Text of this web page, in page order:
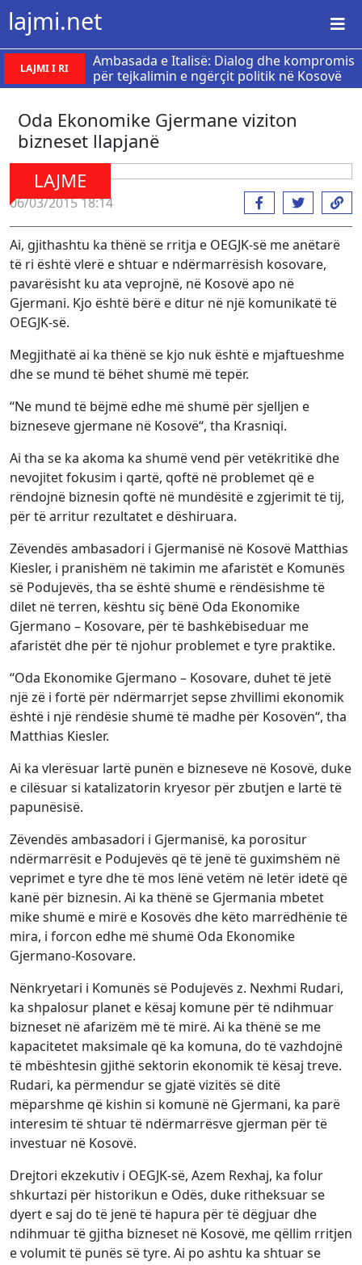
lajmi.net
LAJMI I RI
Ambasada e Italisë: Dialog dhe kompromis
për tejkalimin e ngërçit politik në Kosovë
​Oda Ekonomike Gjermane viziton
bizneset llapjanë
LAJME
06/03/2015 18:14
Ai, gjithashtu ka thënë se rritja e OEGJK-së me anëtarë
të ri është vlerë e shtuar e ndërmarrësish kosovare,
pavarësisht ku ata veprojnë, në Kosovë apo në
Gjermani. Kjo është bërë e ditur në një komunikatë të
OEGJK-së.
Megjithatë ai ka thënë se kjo nuk është e mjaftueshme
dhe se mund të bëhet shumë më tepër.
‘‘Ne mund të bëjmë edhe më shumë për sjelljen e
bizneseve gjermane në Kosovë‘‘, tha Krasniqi.
Ai tha se ka akoma ka shumë vend për vetëkritikë dhe
nevojitet fokusim i qartë, qoftë në problemet që e
rëndojnë biznesin qoftë në mundësitë e zgjerimit të tij,
për të arritur rezultatet e dëshiruara.
Zëvendës ambasadori i Gjermanisë në Kosovë Matthias
Kiesler, i pranishëm në takimin me afaristët e Komunës
së Podujevës, tha se është shumë e rëndësishme të
dilet në terren, kështu siç bënë Oda Ekonomike
Gjermano – Kosovare, për të bashkëbiseduar me
afaristët dhe për të njohur problemet e tyre praktike.
‘‘Oda Ekonomike Gjermano – Kosovare, duhet të jetë
një zë i fortë për ndërmarrjet sepse zhvillimi ekonomik
është i një rëndësie shumë të madhe për Kosovën‘‘, tha
Matthias Kiesler.
Ai ka vlerësuar lartë punën e bizneseve në Kosovë, duke
e cilësuar si katalizatorin kryesor për zbutjen e lartë të
papunësisë.
Zëvendës ambasadori i Gjermanisë, ka porositur
ndërmarrësit e Podujevës që të jenë të guximshëm në
veprimet e tyre dhe të mos lënë vetëm në letër idetë që
kanë për biznesin. Ai ka thënë se Gjermania mbetet
mike shumë e mirë e Kosovës dhe këto marrëdhënie të
mira, i forcon edhe më shumë Oda Ekonomike
Gjermano-Kosovare.
Nënkryetari i Komunës së Podujevës z. Nexhmi Rudari,
ka shpalosur planet e kësaj komune për të ndihmuar
bizneset në afarizëm më të mirë. Ai ka thënë se me
kapacitetet maksimale që ka komuna, do të vazhdojnë
të mbështesin gjithë sektorin ekonomik të kësaj treve.
Rudari, ka përmendur se gjatë vizitës së ditë
mëparshme që kishin si komunë në Gjermani, ka parë
interesim të shtuar të ndërmarrësve gjerman për të
investuar në Kosovë.
Drejtori ekzekutiv i OEGJK-së, Azem Rexhaj, ka folur
shkurtazi për historikun e Odës, duke ritheksuar se
dyert e saj do të jenë të hapura për të dëgjuar dhe
ndihmuar të gjitha bizneset në Kosovë, me qëllim rritjen
e volumit të punës së tyre. Ai po ashtu ka shtuar se